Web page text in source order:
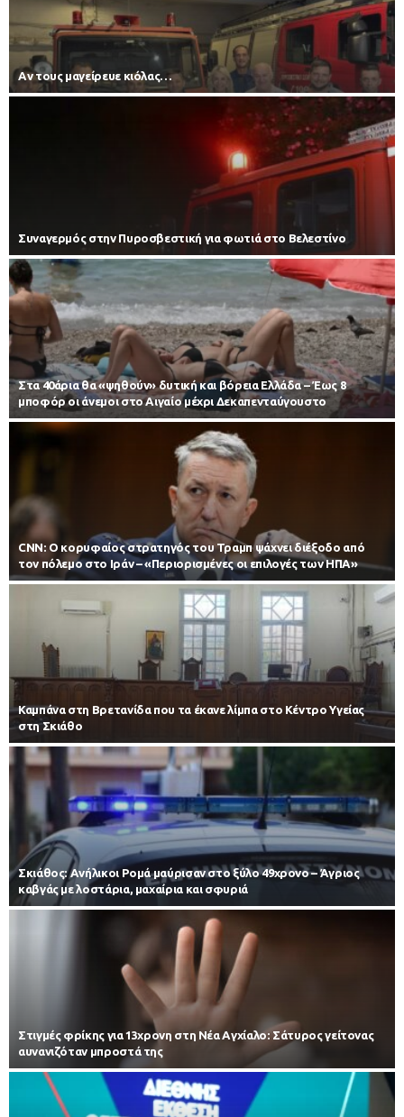
Αν τους μαγείρευε κιόλας…
Συναγερμός στην Πυροσβεστική για φωτιά στο Βελεστίνο
Στα 40άρια θα «ψηθούν» δυτική και βόρεια Ελλάδα – Έως 8
μποφόρ οι άνεμοι στο Αιγαίο μέχρι Δεκαπενταύγουστο
CNN: Ο κορυφαίος στρατηγός του Τραμπ ψάχνει διέξοδο από
τον πόλεμο στο Ιράν – «Περιορισμένες οι επιλογές των ΗΠΑ»
Καμπάνα στη Βρετανίδα που τα έκανε λίμπα στο Κέντρο Υγείας
στη Σκιάθο
Σκιάθος: Ανήλικοι Ρομά μαύρισαν στο ξύλο 49χρονο – Άγριος
καβγάς με λοστάρια, μαχαίρια και σφυριά
Στιγμές φρίκης για 13χρονη στη Νέα Αγχίαλο: Σάτυρος γείτονας
αυνανιζόταν μπροστά της